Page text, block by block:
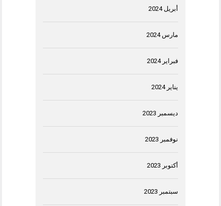
أبريل 2024
مارس 2024
فبراير 2024
يناير 2024
ديسمبر 2023
نوفمبر 2023
أكتوبر 2023
سبتمبر 2023